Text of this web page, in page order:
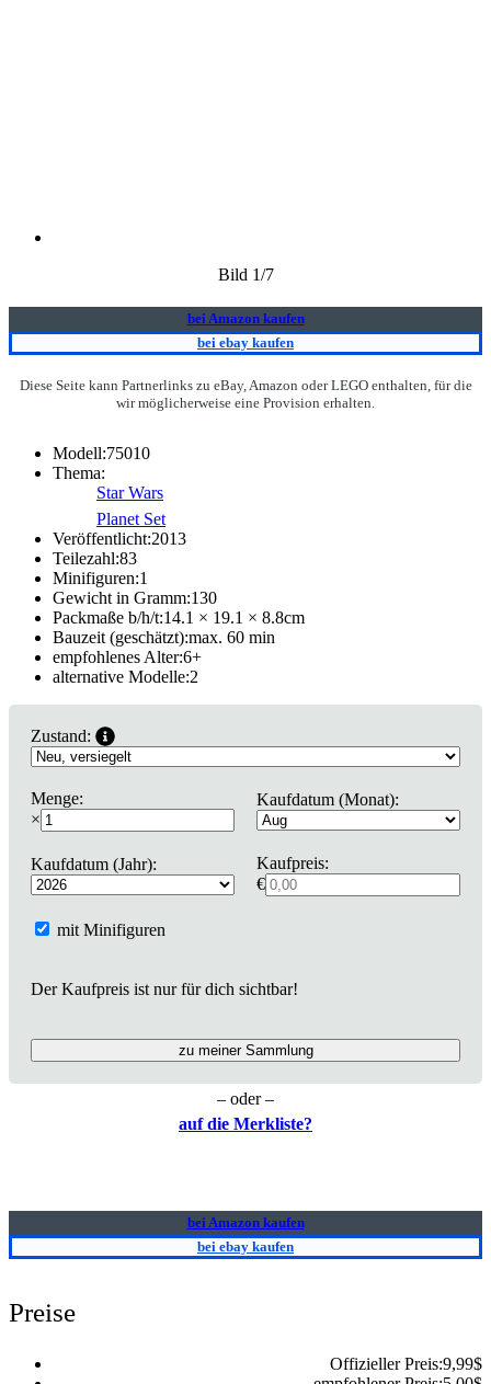
Bild 1/7
bei Amazon kaufen
bei ebay kaufen
Diese Seite kann Partnerlinks zu eBay, Amazon oder LEGO enthalten, für die
wir möglicherweise eine Provision erhalten.
Modell:75010
Thema:
Star Wars
Planet Set
Veröffentlicht:2013
Teilezahl:83
Minifiguren:1
Gewicht in Gramm:130
Packmaße b/h/t:14.1 × 19.1 × 8.8cm
Bauzeit (geschätzt):max. 60 min
empfohlenes Alter:6+
alternative Modelle:2
Zustand:
Menge:
×
Kaufdatum (Monat):
Kaufdatum (Jahr):
Kaufpreis:
€
mit Minifiguren
Der Kaufpreis ist nur für dich sichtbar!
zu meiner Sammlung
– oder –
auf die Merkliste?
bei Amazon kaufen
bei ebay kaufen
Preise
Offizieller Preis:9,99$